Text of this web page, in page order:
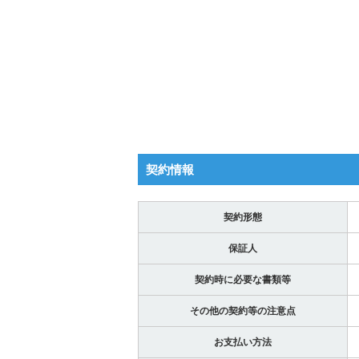
契約情報
契約形態
保証人
契約時に必要な書類等
その他の契約等の注意点
お支払い方法